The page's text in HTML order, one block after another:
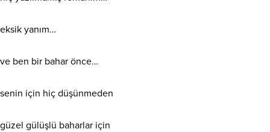
eksik yanım…
ve ben bir bahar önce…
senin için hiç düşünmeden
güzel gülüşlü baharlar için